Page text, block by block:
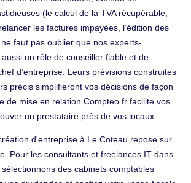
(le calcul de la TVA récupérable,
les factures impayées, l’édition des
faut pas oublier que nos experts-
un rôle de conseiller fiable et de
d’entreprise. Leurs prévisions construites
précis simplifieront vos décisions de façon
de mise en relation Compteo.fr facilite vos
un prestataire près de vos locaux.
d'entreprise à Le Coteau repose sur
Pour les consultants et freelances IT dans
des cabinets comptables